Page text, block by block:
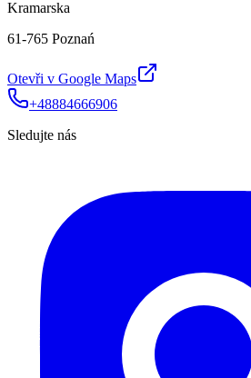
Kramarska
61-765 Poznań
Otevři v Google Maps
+48884666906
Sledujte nás